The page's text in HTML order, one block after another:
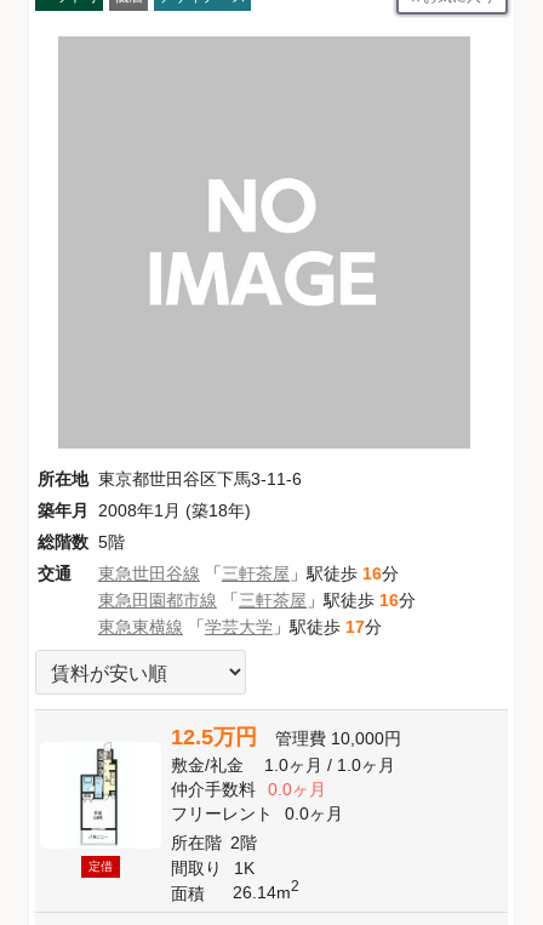
所在地 東京都世田谷区下馬3-11-6
築年月
2008年1月 (築18年)
総階数 5階
交通
東急世田谷線 「三軒茶屋 」駅徒歩 16分
東急田園都市線 「三軒茶屋 」駅徒歩 16分
東急東横線 「学芸大学 」駅徒歩 17分
定借
12.5万円 管理費 10,000円
敷金/礼金 1.0ヶ月/ 1.0ヶ月
仲介手数料
0.0ヶ月
フリーレント
0.0ヶ月
所在階 2階
間取り
1K
面積
26.14m2